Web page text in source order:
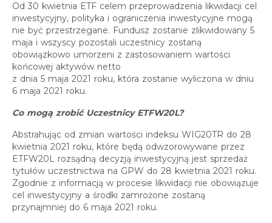
Od 30 kwietnia ETF celem przeprowadzenia likwidacji cel
inwestycyjny, polityka i ograniczenia inwestycyjne mogą
nie być przestrzegane. Fundusz zostanie zlikwidowany 5
maja i wszyscy pozostali uczestnicy zostaną
obowiązkowo umorzeni z zastosowaniem wartości
końcowej aktywów netto
z dnia 5 maja 2021 roku, która zostanie wyliczona w dniu
6 maja 2021 roku.
Co mogą zrobić Uczestnicy ETFW20L?
Abstrahując od zmian wartości indeksu WIG20TR do 28
kwietnia 2021 roku, które będą odwzorowywane przez
ETFW20L rozsądną decyzją inwestycyjną jest sprzedaż
tytułów uczestnictwa na GPW do 28 kwietnia 2021 roku.
Zgodnie z informacją w procesie likwidacji nie obowiązuje
cel inwestycyjny a środki zamrożone zostaną
przynajmniej do 6 maja 2021 roku.